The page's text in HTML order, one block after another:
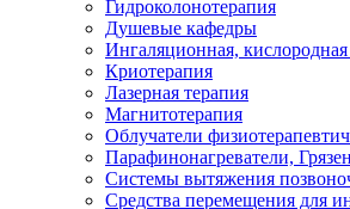
Гидроколонотерапия
Душевые кафедры
Ингаляционная, кислородная
Криотерапия
Лазерная терапия
Магнитотерапия
Облучатели
Парафинонагреватели,
Системы вытяжения
Средства перемещения для